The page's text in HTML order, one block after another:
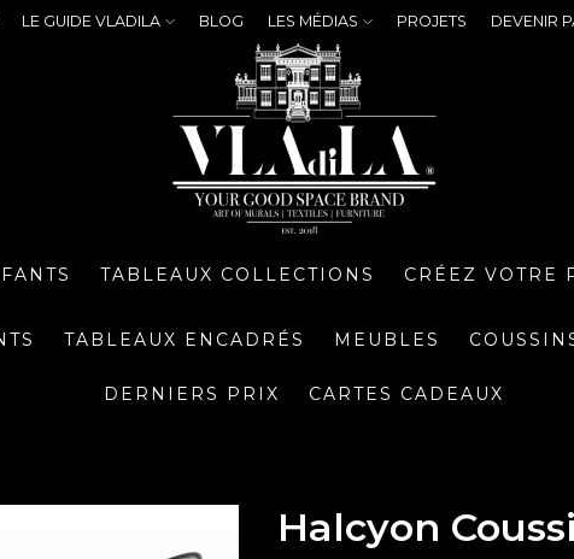
LE GUIDE VLADILA BLOG LES MÉDIAS PROJETS DEVENIR
TABLEAUX COLLECTIONS CRÉEZ VOTRE
TABLEAUX ENCADRÉS MEUBLES
DERNIERS PRIX CARTES CADEAUX
Halcyon